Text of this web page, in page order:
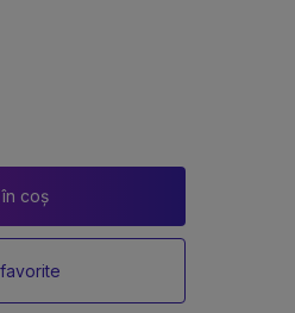
coș